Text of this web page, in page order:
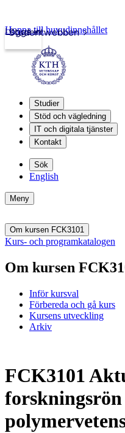
Studentwebben
Logga in
Hoppa till huvudinnehållet
Studier
Stöd och vägledning
IT och digitala tjänster
Kontakt
Sök
English
Meny
Om kursen FCK3101
Kurs- och programkatalogen
Om kursen
Inför kursval
Förbereda och gå kurs
Kursens utveckling
Arkiv
FCK3101